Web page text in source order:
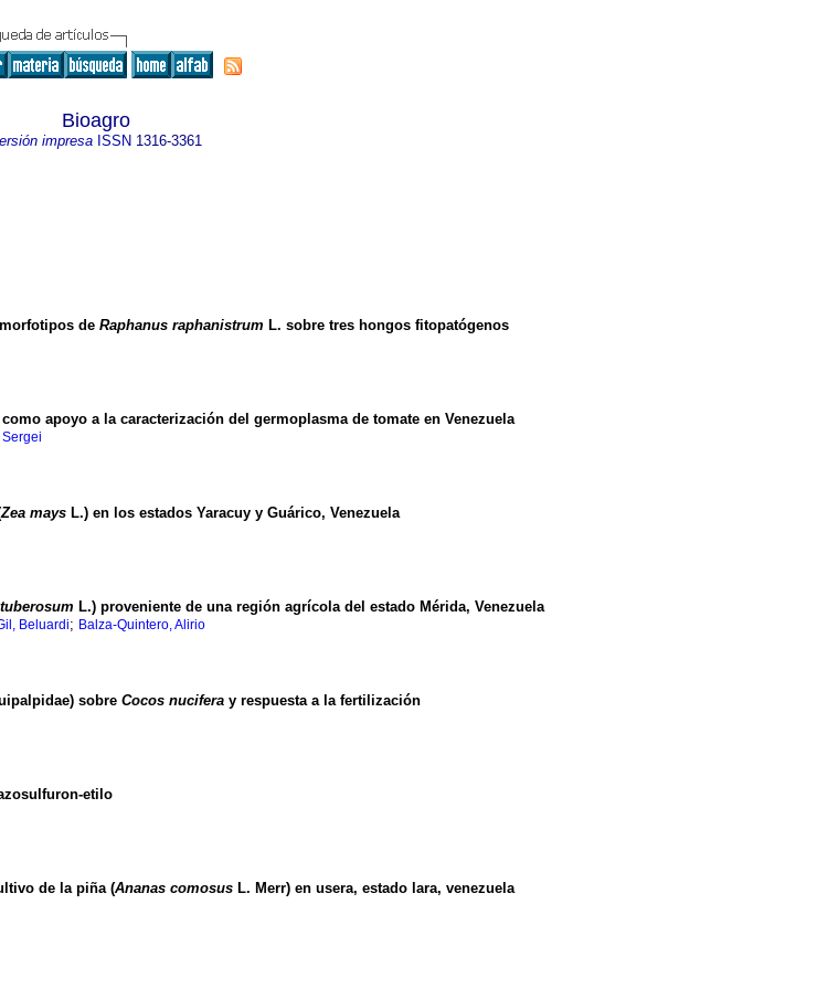
Bioagro
impresaISSN 1316-3361
de Raphanus raphanistrum L. sobre tres hongos fitopatógenos
como apoyo a la caracterización del germoplasma de tomate en Venezuela
Sergei
Zea mays L.) en los estados Yaracuy y Guárico, Venezuela
L.) proveniente de una región agrícola del estado Mérida, Venezuela
Beluardi; Balza-Quintero, Alirio
sobre Cocos nucifera y respuesta a la fertilización
etilo
de la piña (Ananas comosus L. Merr) en usera, estado lara, venezuela